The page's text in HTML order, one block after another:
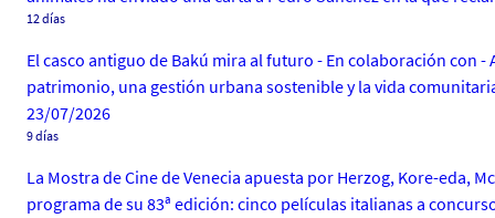
12 días
El casco antiguo de Bakú mira al futuro - En colaboración con
patrimonio, una gestión urbana sostenible y la vida
23/07/2026
9 días
La Mostra de Cine de Venecia apuesta por Herzog, Kore-eda,
programa de su 83ª edición: cinco películas italianas a